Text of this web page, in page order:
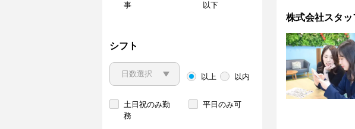
事
以下
シフト
以上 以内
土日祝のみ勤
務
平日のみ可
株式会社スタッ